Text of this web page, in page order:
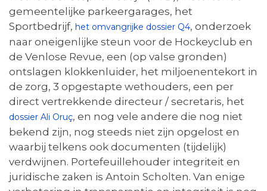
gemeentelijke parkeergarages, het
Sportbedrijf, het omvangrijke dossier Q4, onderzoek
naar oneigenlijke steun voor de Hockeyclub en
de Venlose Revue, een (op valse gronden)
ontslagen klokkenluider, het miljoenentekort in
de zorg, 3 opgestapte wethouders, een per
direct vertrekkende directeur / secretaris, het
dossier Ali Oruç, en nog vele andere die nog niet
bekend zijn, nog steeds niet zijn opgelost en
waarbij telkens ook documenten (tijdelijk)
verdwijnen. Portefeuillehouder integriteit en
juridische zaken is Antoin Scholten. Van enige